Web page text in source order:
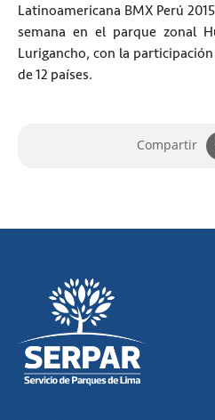
Latinoamericana BMX Perú
semana en el parque zonal
Lurigancho, con la
de 12 países.
Compartir